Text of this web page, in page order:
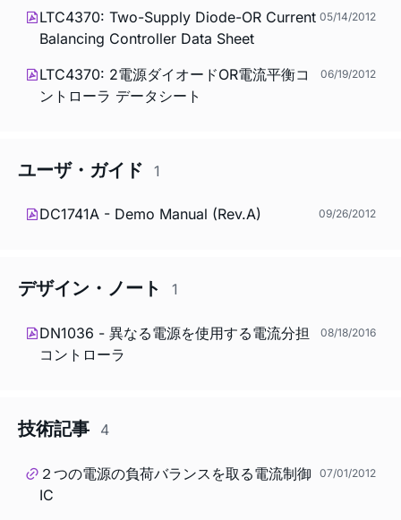
LTC4370: Two-Supply Diode-OR Current
Balancing Controller Data Sheet
05/14/2012
LTC4370: 2電源ダイオードOR電流平衡コ
ントローラ データシート
06/19/2012
ユーザ・ガイド 1
DC1741A - Demo Manual (Rev.A) 09/26/2012
デザイン・ノート 1
DN1036 - 異なる電源を使用する電流分担
コントローラ
08/18/2016
技術記事 4
２つの電源の負荷バランスを取る電流制御
IC
07/01/2012